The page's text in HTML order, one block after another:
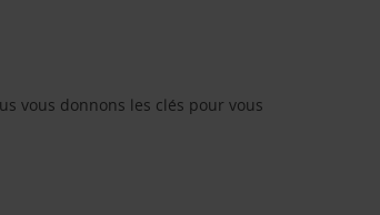
vous donnons les clés pour vous